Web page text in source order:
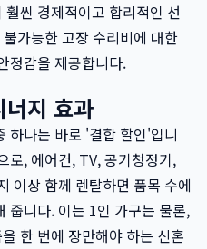
훨씬 경제적이고 합리적인 선
가능한 고장 수리비에 대한
정감을 제공합니다.
너지 효과
하나는 바로 '결합 할인'입니
로, 에어컨, TV, 공기청정기,
이상 함께 렌탈하면 품목 수에
줍니다. 이는 1인 가구는 물론,
한 번에 장만해야 하는 신혼